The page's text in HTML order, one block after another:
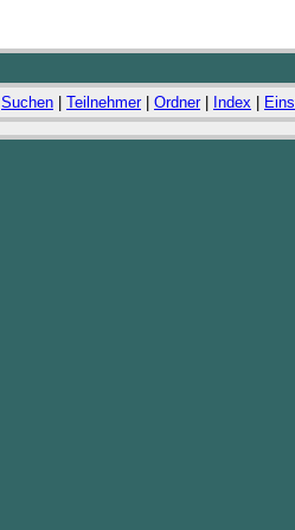
Suchen Teilnehmer| Ordner| Index